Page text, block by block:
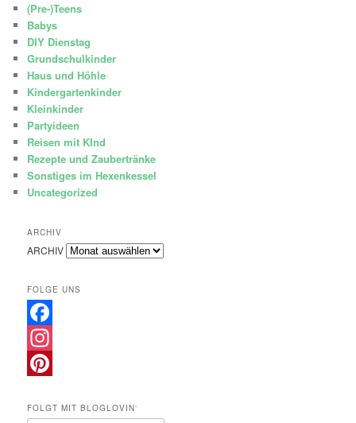
(Pre-)Teens
Babys
DIY Dienstag
Grundschulkinder
Haus und Höhle
Kindergartenkinder
Kleinkinder
Partyideen
Reisen mit KInd
Rezepte und Zaubertränke
Sonstiges im Hexenkessel
Uncategorized
ARCHIV
ARCHIV
FOLGE UNS
Facebook
Instagram
FOLGT MIT BLOGLOVIN‘